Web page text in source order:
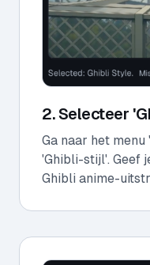
2. Selecteer
Ga naar het
'Ghibli-stijl'. Geef
Ghibli anime-